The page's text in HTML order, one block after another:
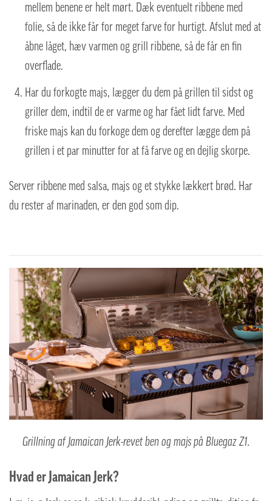
mellem benene er helt mørt. Dæk eventuelt ribbene med
folie, så de ikke får for meget farve for hurtigt. Afslut med at
åbne låget, hæv varmen og grill ribbene, så de får en fin
overflade.
Har du forkogte majs, lægger du dem på grillen til sidst og
griller dem, indtil de er varme og har fået lidt farve. Med
friske majs kan du forkoge dem og derefter lægge dem på
grillen i et par minutter for at få farve og en dejlig skorpe.
Server ribbene med salsa, majs og et stykke lækkert brød. Har
du rester af marinaden, er den god som dip.
Grillning af Jamaican Jerk-revet ben og majs på Bluegaz Z1.
Hvad er Jamaican Jerk?